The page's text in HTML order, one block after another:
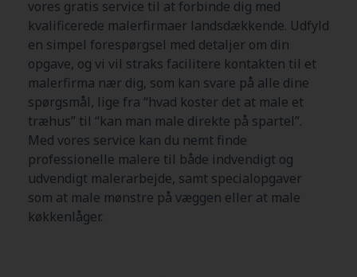
vores gratis service til at forbinde dig med
kvalificerede malerfirmaer landsdækkende. Udfyld
en simpel forespørgsel med detaljer om din
opgave, og vi vil straks facilitere kontakten til et
malerfirma nær dig, som kan svare på alle dine
spørgsmål, lige fra “hvad koster det at male et
træhus” til “kan man male direkte på spartel”.
Med vores service kan du nemt finde
professionelle malere til både indvendigt og
udvendigt malerarbejde, samt specialopgaver
som at male mønstre på væggen eller at male
køkkenlåger.